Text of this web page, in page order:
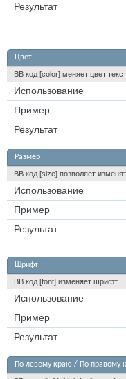
Результат
Цвет
BB код [color] меняет цвет
Использование
Пример
Результат
Размер
BB код [size] позволяет
Использование
Пример
Результат
Шрифт
BB код [font] изменяет шрифт.
Использование
Пример
Результат
По левому краю / По правому